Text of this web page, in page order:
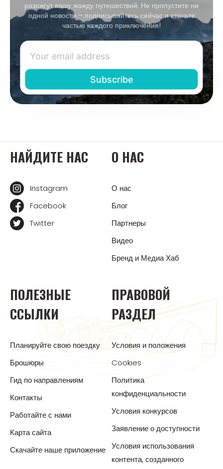
разожгут вашу жажду путешествий. Не пропустите ни
одной новости – подписывайтесь сейчас и станьте
частью каждого приключения!
НАЙДИТЕ НАС
Instagram
Facebook
Twitter
О НАС
О нас
Блог
Партнеры
Видео
Бренд и Медиа Хаб
ПОЛЕЗНЫЕ
ССЫЛКИ
Планируйте свою поездку
Брошюры
Гид по направлениям
Контакты
Работайте с нами
Карта сайта
Скачайте наше приложение
ПРАВОВОЙ
РАЗДЕЛ
Условия и положения
Cookies
Политика
конфиденциальности
Условия конкурсов
Заявление о доступности
Условия использования
контента, созданного